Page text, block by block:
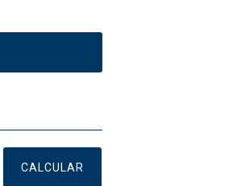
CALCULAR